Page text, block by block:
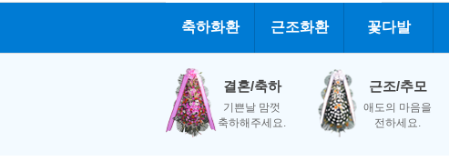
축하화환 근조화환 꽃다발
결혼/축하
기쁜날 맘껏
축하해주세요.
근조/추모
애도의 마음을
전하세요.